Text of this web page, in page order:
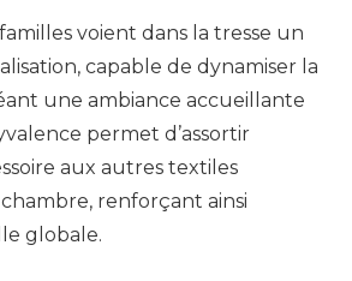
voient dans la tresse un
capable de dynamiser la
une ambiance accueillante
permet d’assortir
aux autres textiles
renforçant ainsi
globale.